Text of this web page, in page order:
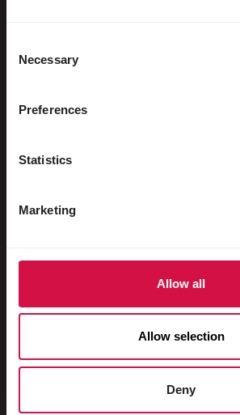
Selection
Necessary
Preferences
Statistics
Marketing
Allow all
Allow selection
Deny
Steltlopers & loopvogels
Sierduiven
Konijnen
Reptielen